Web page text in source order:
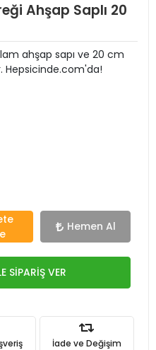
Ahşap Saplı 20
ahşap sapı ve 20 cm
Hepsicinde.com'da!
Hemen Al
SİPARİŞ VER
İade ve Değişim